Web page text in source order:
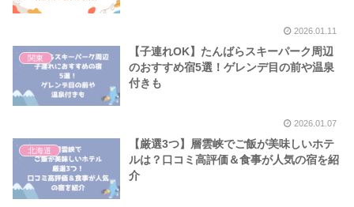
2026.01.11
関東
【子連れOK】たんばらスキーパーク周辺
のおすすめ宿5選！ゲレンデ目の前や温泉
付きも
2026.01.07
北海道
【厳選3つ】層雲峡でご飯が美味しいホテ
ルは？口コミ高評価＆食事が人気の宿を紹
介